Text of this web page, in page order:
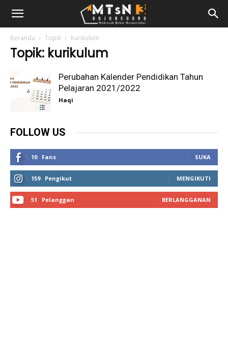
Beranda Topik Kurikulum
Topik: kurikulum
Perubahan Kalender Pendidikan Tahun
Pelajaran 2021/2022
Haqi
FOLLOW US
10 Fans SUKA
159 Pengikut MENGIKUTI
51 Pelanggan BERLANGGANAN